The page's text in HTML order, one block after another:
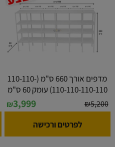
מדפים אורך 660 ס"מ (110-110-
110-110-110-110) עומק 60 ס"מ
₪5,200
₪3,999
לפרטים ורכישה